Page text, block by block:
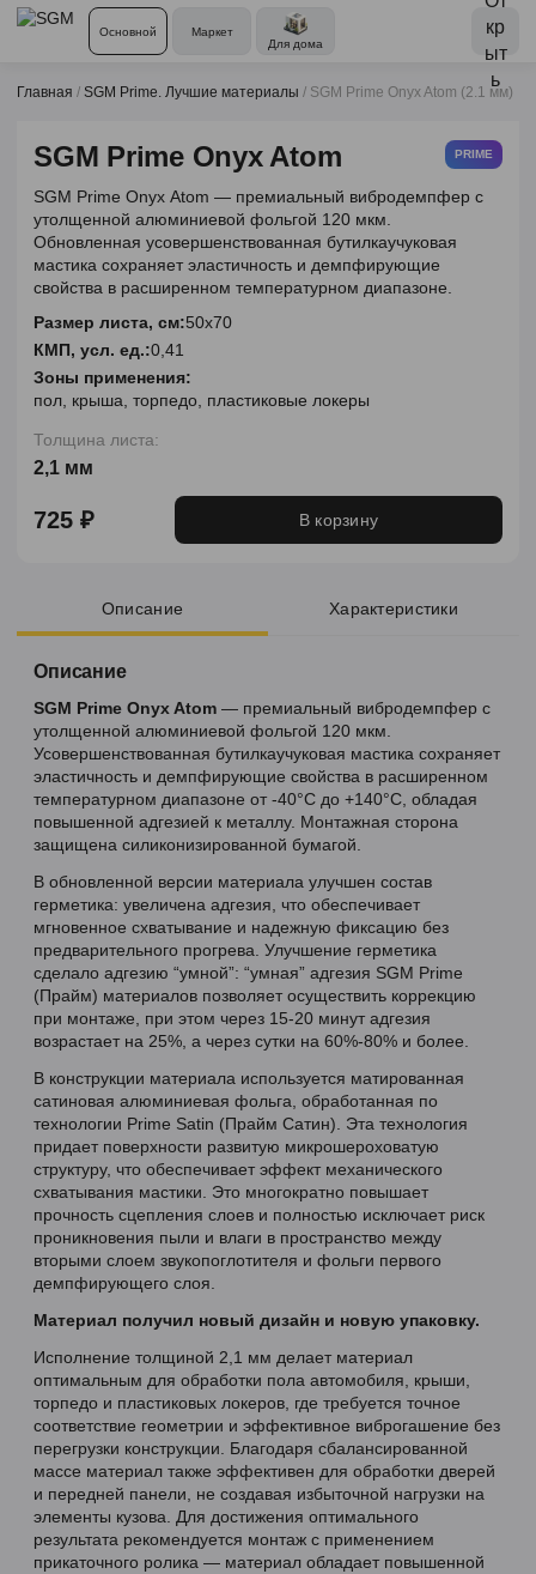
Основной
Маркет
Для дома
Главная / SGM Prime. Лучшие материалы / SGM Prime Onyx Atom (2.1 мм)
SGM Prime Onyx Atom PRIME
SGM Prime Onyx Atom — премиальный вибродемпфер с
утолщенной алюминиевой фольгой 120 мкм.
Обновленная усовершенствованная бутилкаучуковая
мастика сохраняет эластичность и демпфирующие
свойства в расширенном температурном диапазоне.
Размер листа, см:50х70
КМП, усл. ед.:0,41
Зоны применения:
пол, крыша, торпедо, пластиковые локеры
Толщина листа:
2,1 мм
725 ₽ В корзину
Описание Характеристики
Описание
SGM Prime Onyx Atom — премиальный вибродемпфер с
утолщенной алюминиевой фольгой 120 мкм.
Усовершенствованная бутилкаучуковая мастика сохраняет
эластичность и демпфирующие свойства в расширенном
температурном диапазоне от -40°C до +140°C, обладая
повышенной адгезией к металлу. Монтажная сторона
защищена силиконизированной бумагой.
В обновленной версии материала улучшен состав
герметика: увеличена адгезия, что обеспечивает
мгновенное схватывание и надежную фиксацию без
предварительного прогрева. Улучшение герметика
сделало адгезию “умной”: “умная” адгезия SGM Prime
(Прайм) материалов позволяет осуществить коррекцию
при монтаже, при этом через 15-20 минут адгезия
возрастает на 25%, а через сутки на 60%-80% и более.
В конструкции материала используется матированная
сатиновая алюминиевая фольга, обработанная по
технологии Prime Satin (Прайм Сатин). Эта технология
придает поверхности развитую микрошероховатую
структуру, что обеспечивает эффект механического
схватывания мастики. Это многократно повышает
прочность сцепления слоев и полностью исключает риск
проникновения пыли и влаги в пространство между
вторыми слоем звукопоглотителя и фольги первого
демпфирующего слоя.
Материал получил новый дизайн и новую упаковку.
Исполнение толщиной 2,1 мм делает материал
оптимальным для обработки пола автомобиля, крыши,
торпедо и пластиковых локеров, где требуется точное
соответствие геометрии и эффективное виброгашение без
перегрузки конструкции. Благодаря сбалансированной
массе материал также эффективен для обработки дверей
и передней панели, не создавая избыточной нагрузки на
элементы кузова. Для достижения оптимального
результата рекомендуется монтаж с применением
прикаточного ролика — материал обладает повышенной